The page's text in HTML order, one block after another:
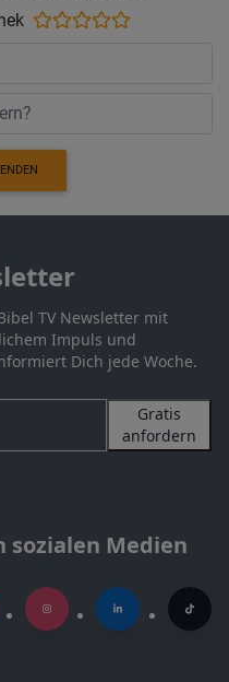
TV Newsletter mit
Impuls und
Dich jede Woche.
Gratis
anfordern
sozialen Medien